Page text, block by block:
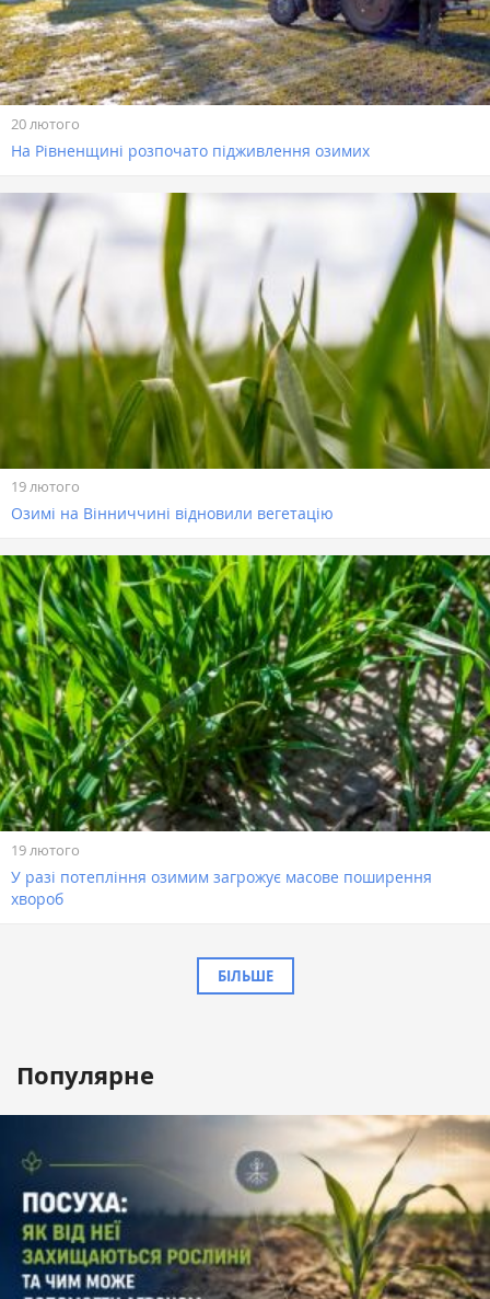
20 лютого
На Рівненщині розпочато підживлення озимих
19 лютого
Озимі на Вінниччині відновили вегетацію
19 лютого
У разі потепління озимим загрожує масове поширення
хвороб
БІЛЬШЕ
Популярне